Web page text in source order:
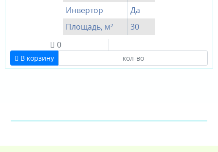
Инвертор
Да
Площадь, м²
30
0
В корзину